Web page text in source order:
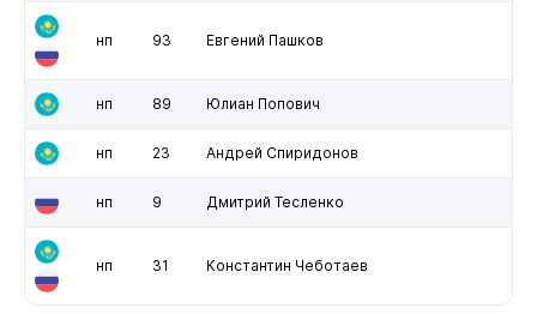
нп 93 Евгений Пашков
нп 89 Юлиан Попович
нп 23 Андрей Спиридонов
нп 9 Дмитрий Тесленко
нп 31 Константин Чеботаев